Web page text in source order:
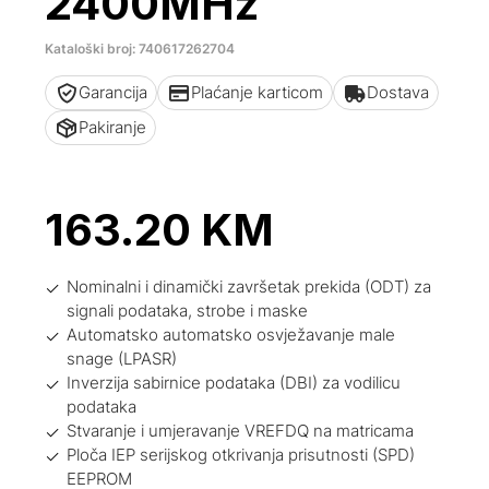
Kataloški broj: 740617262704
Garancija Plaćanje karticom
Dostava
Pakiranje
163.20 KM
Nominalni i dinamički završetak prekida (ODT) za
signali podataka, strobe i maske
Automatsko automatsko osvježavanje male
snage (LPASR)
Inverzija sabirnice podataka (DBI) za vodilicu
podataka
Stvaranje i umjeravanje VREFDQ na matricama
Ploča IEP serijskog otkrivanja prisutnosti (SPD)
EEPROM